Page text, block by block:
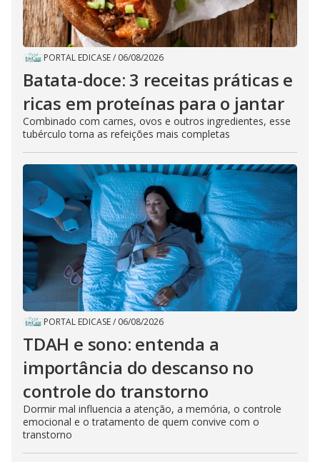
PORTAL EDICASE/ 06/08/2026
Batata-doce: 3 receitas práticas e
ricas em proteínas para o jantar
Combinado com carnes, ovos e outros ingredientes, esse
tubérculo torna as refeições mais completas
PORTAL EDICASE/ 06/08/2026
TDAH e sono: entenda a
importância do descanso no
controle do transtorno
Dormir mal influencia a atenção, a memória, o controle
emocional e o tratamento de quem convive com o
transtorno